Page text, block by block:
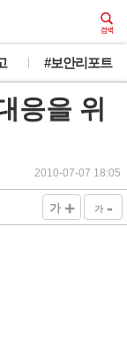
#보안리포트
응을 위
2010-07-07 18:05
가 + 가 -